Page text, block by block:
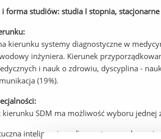
i forma studiów: studia I stopnia, stacjonarne
kierunku systemy diagnostyczne w
inżyniera. Kierunek
i nauk o zdrowiu, dyscyplina -
(19%).
kierunku SDM ma możliwość wyboru
inteligencja w diagnostyce medycznej,